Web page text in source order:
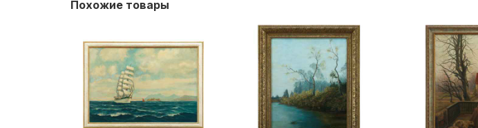
Похожие товары